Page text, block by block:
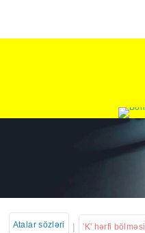
Atalar sözləri | 'K' hərfi bölməsi